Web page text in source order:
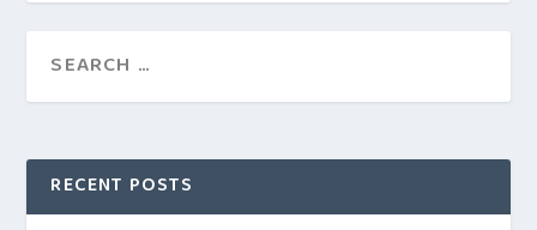
RECENT POSTS